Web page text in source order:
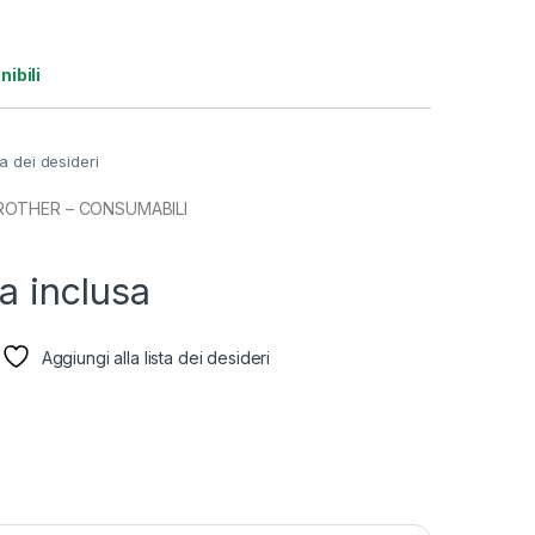
dei desideri
– CONSUMABILI
inclusa
Aggiungi alla lista dei desideri